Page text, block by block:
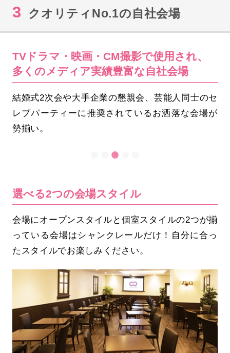
3 クオリティNo.1の自社会場
TVドラマ・映画・CM撮影で使用され、
多くのメディア実績豊富な自社会場
結婚式2次会や大手企業の懇親会、芸能人同士のセ
レブパーティーに推奨されているお洒落な会場が
勢揃い。
選べる2つの会場スタイル
会場にオープンスタイルと個室スタイルの2つが揃
っている会場はシャンクレールだけ！自分に合っ
たスタイルでお楽しみください。